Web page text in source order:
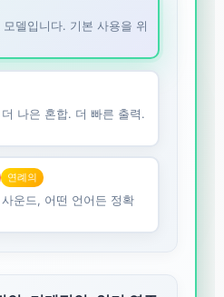
델입니다. 기본 사용을 위
나은 혼합. 더 빠른 출력.
연례의
운드, 어떤 언어든 정확